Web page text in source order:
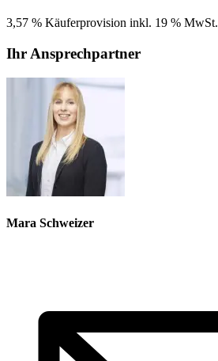
3,57 % Käuferprovision inkl. 19 % MwSt.
Ihr Ansprechpartner
Mara Schweizer